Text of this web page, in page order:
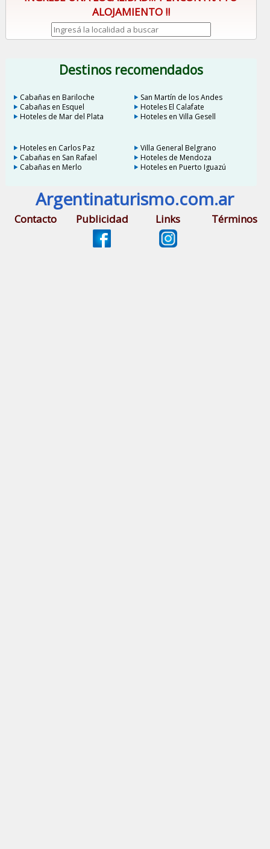
ALOJAMIENTO !!
Destinos recomendados
Cabañas en Bariloche
San Martín de los Andes
Cabañas en Esquel
Hoteles El Calafate
Hoteles de Mar del Plata
Hoteles en Villa Gesell
Hoteles en Carlos Paz
Villa General Belgrano
Cabañas en San Rafael
Hoteles de Mendoza
Cabañas en Merlo
Hoteles en Puerto Iguazú
Argentinaturismo.com.ar
Contacto Publicidad Links Términos